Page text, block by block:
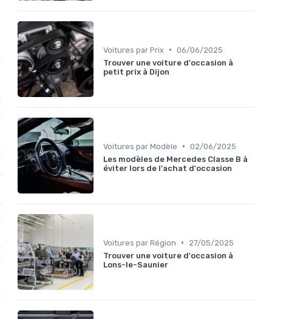
Voitures par Prix • 06/06/2025
Trouver une voiture d'occasion à
petit prix à Dijon
Voitures par Modèle • 02/06/2025
Les modèles de Mercedes Classe B à
éviter lors de l'achat d'occasion
Voitures par Région •
27/05/2025
Trouver une voiture d'occasion à
Lons-le-Saunier